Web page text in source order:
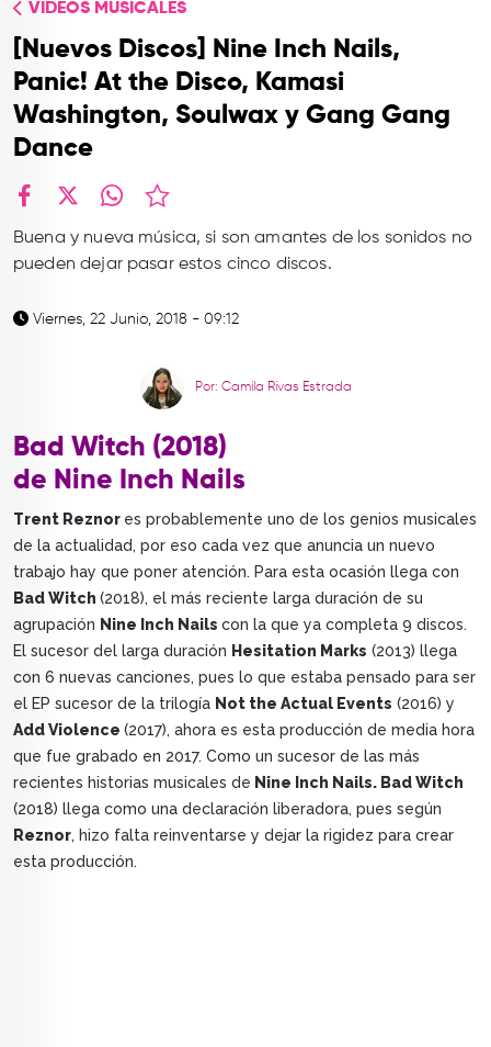
TOP
QUIÉNES SOMOS
VIDEOS MUSICALES
[Nuevos Discos] Nine Inch Nails,
Panic! At the Disco, Kamasi
Washington, Soulwax y Gang Gang
Dance
Buena y nueva música, si son amantes de los sonidos no
pueden dejar pasar estos cinco discos.
Viernes, 22 Junio, 2018 - 09:12
Por: Camila Rivas Estrada
Bad Witch (2018)
de Nine Inch Nails
Trent Reznor es probablemente uno de los genios musicales
de la actualidad, por eso cada vez que anuncia un nuevo
trabajo hay que poner atención. Para esta ocasión llega con
Bad Witch (2018), el más reciente larga duración de su
agrupación Nine Inch Nails con la que ya completa 9 discos.
El sucesor del larga duración Hesitation Marks (2013) llega
con 6 nuevas canciones, pues lo que estaba pensado para ser
el EP sucesor de la trilogía Not the Actual Events (2016) y
Add Violence (2017), ahora es esta producción de media hora
que fue grabado en 2017. Como un sucesor de las más
recientes historias musicales de Nine Inch Nails. Bad Witch
(2018) llega como una declaración liberadora, pues según
Reznor, hizo falta reinventarse y dejar la rigidez para crear
esta producción.